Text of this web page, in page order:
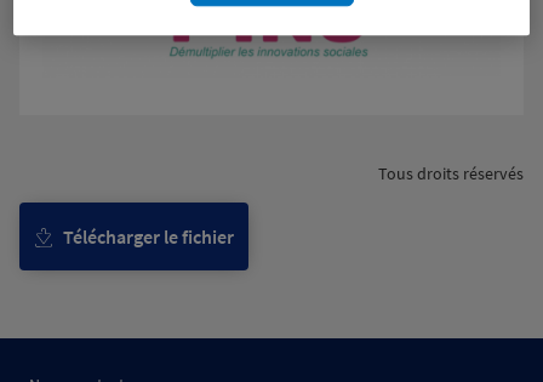
Télécharger le fichier
Tous droits réservés